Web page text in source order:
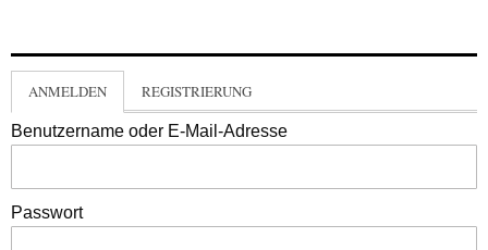
ANMELDEN REGISTRIERUNG
Benutzername oder E-Mail-Adresse
Passwort